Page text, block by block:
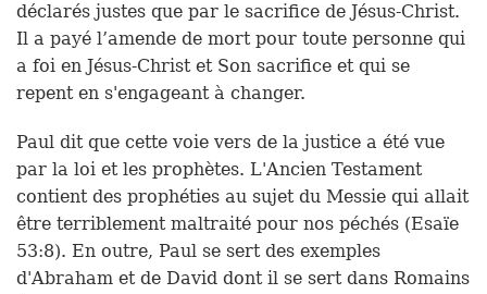
déclarés justes que par le sacrifice de Jésus-Christ.
Il a payé l’amende de mort pour toute personne qui
a foi en Jésus-Christ et Son sacrifice et qui se
repent en s'engageant à changer.
Paul dit que cette voie vers de la justice a été vue
par la loi et les prophètes. L'Ancien Testament
contient des prophéties au sujet du Messie qui allait
être terriblement maltraité pour nos péchés (Esaïe
53:8). En outre, Paul se sert des exemples
d'Abraham et de David dont il se sert dans Romains